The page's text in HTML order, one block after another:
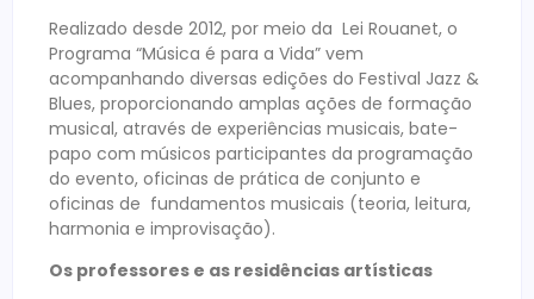
Realizado desde 2012, por meio da Lei Rouanet, o
Programa “Música é para a Vida” vem
acompanhando diversas edições do Festival Jazz &
Blues, proporcionando amplas ações de formação
musical, através de experiências musicais, bate-
papo com músicos participantes da programação
do evento, oficinas de prática de conjunto e
oficinas de fundamentos musicais (teoria, leitura,
harmonia e improvisação).
Os professores e as residências artísticas